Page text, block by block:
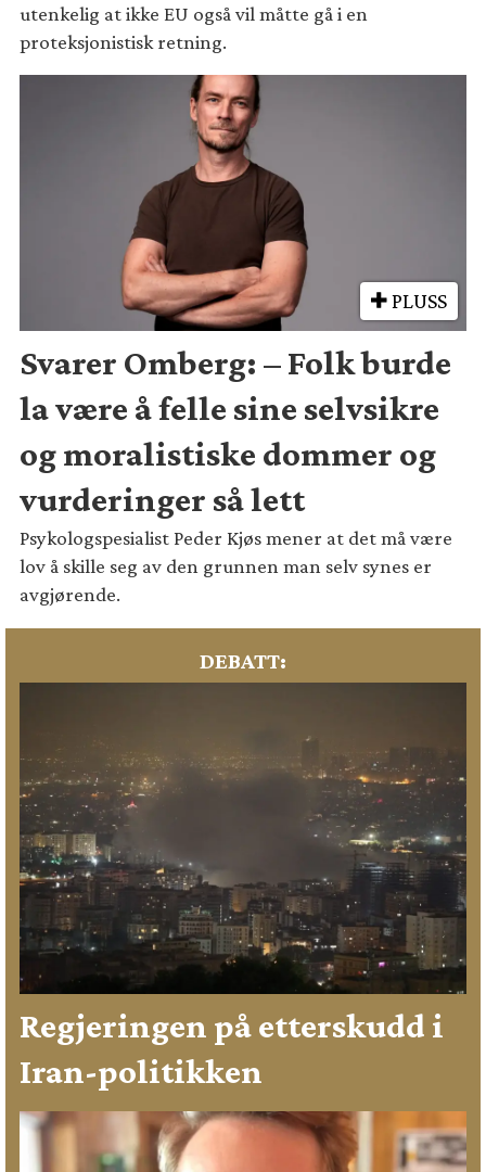
utenkelig at ikke EU også vil måtte gå i en
proteksjonistisk retning.
PLUSS
Svarer Omberg: – Folk burde
la være å felle sine selvsikre
og moralistiske dommer og
vurderinger så lett
Psykologspesialist Peder Kjøs mener at det må være
lov å skille seg av den grunnen man selv synes er
avgjørende.
DEBATT:
Regjeringen på etterskudd i
Iran-politikken